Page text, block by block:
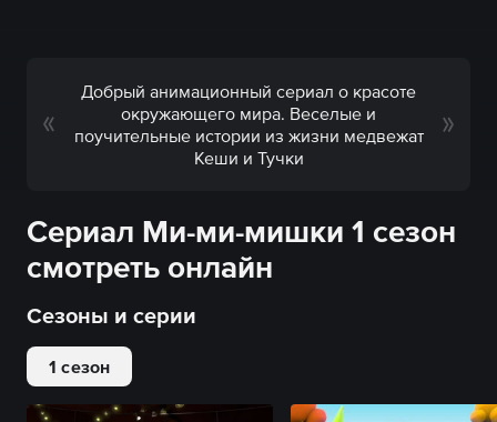
Добрый анимационный сериал о красоте
окружающего мира. Веселые и
поучительные истории из жизни медвежат
Кеши и Тучки
Сериал Ми-ми-мишки 1 сезон
смотреть онлайн
Сезоны и серии
1 сезон